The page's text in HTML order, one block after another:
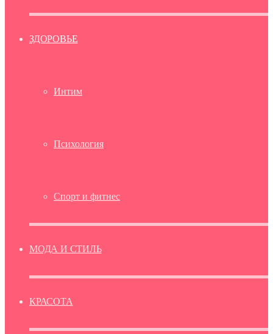
ЗДОРОВЬЕ
Интим
Психология
Спорт и фитнес
МОДА И СТИЛЬ
КРАСОТА